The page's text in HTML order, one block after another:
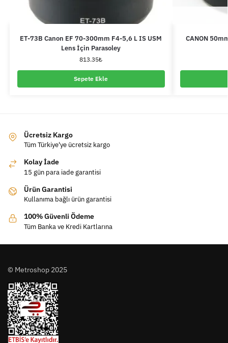
ET-73B Canon EF 70-300mm F4-5,6 L IS USM
Lens İçin Parasoley
813.35₺
Sepete Ekle
CANON
Ücretsiz Kargo
Tüm Türkiye'ye ücretsiz kargo
Kolay İade
15 gün para iade garantisi
Ürün Garantisi
Kullanıma bağlı ürün garantisi
100% Güvenli Ödeme
Tüm Banka ve Kredi Kartlarına
© Metroshop 2025